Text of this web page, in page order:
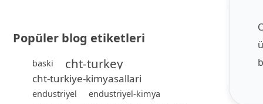
Popüler blog etiketleri
baski cht-turkey
cht-turkiye-kimyasallari
endustriyel
endustriyel-kimya